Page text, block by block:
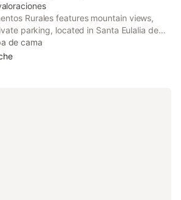
Rurales features mountain views,
parking, located in Santa Eulalia de
has family rooms.
de cama